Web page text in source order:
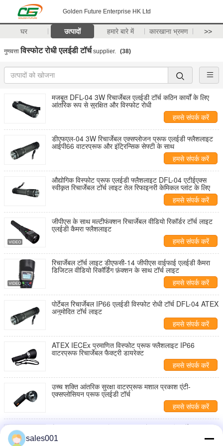
Golden Future Enterprise HK Ltd
घर उत्पादों हमारे बारे में कारखाना भ्रमण >>
गुणवत्ता विस्फोट रोधी एलईडी टॉर्चsupplier. (38)
मजबूत DFL-04 3W रिचार्जेबल एलईडी टॉर्च कठिन कार्यों के लिए
आंतरिक रूप से सुरक्षित और विस्फोट रोधी
हमसे संपर्क करें
डीएफएल-04 3W रिचार्जेबल एक्सप्लोजन प्रूफ एलईडी फ्लैशलाइट
आईपी66 वाटरप्रूफ और इंट्रिन्सिक सेफ्टी के साथ
हमसे संपर्क करें
औद्योगिक विस्फोट प्रूफ एलईडी फ्लैशलाइट DFL-04 एटीईएक्स
स्वीकृत रिचार्जेबल टॉर्च लाइट तेल रिफाइनरी केमिकल प्लांट के लिए
हमसे संपर्क करें
जीपीएस के साथ मल्टीफंक्शन रिचार्जेबल वीडियो रिकॉर्डर टॉर्च लाइट
एलईडी कैमरा फ्लैशलाइट
हमसे संपर्क करें
रिचार्जेबल टॉर्च लाइट डीएफसी-14 जीपीएस वाईफाई एलईडी कैमरा
डिजिटल वीडियो रिकॉर्डिंग फ़ंक्शन के साथ टॉर्च लाइट
हमसे संपर्क करें
पोर्टेबल रिचार्जेबल IP66 एलईडी विस्फोट रोधी टॉर्च DFL-04 ATEX
अनुमोदित टॉर्च लाइट
हमसे संपर्क करें
ATEX IECEx प्रमाणित विस्फोट प्रूफ फ्लैशलाइट IP66
वाटरप्रूफ रिचार्जेबल फैक्ट्री डायरेक्ट
हमसे संपर्क करें
उच्च शक्ति आंतरिक सुरक्षा वाटरप्रूफ मशाल प्रकाश एंटी-
एक्सप्लोसियन प्रूफ एलईडी टॉर्च
हमसे संपर्क करें
फैक्टरी प्रत्यक्ष व्यावसायिक सुरक्षा जलरोधी IP66 रिचार्जेबल
विस्फोट-प्रूफ एलईडी टॉर्च
sales001